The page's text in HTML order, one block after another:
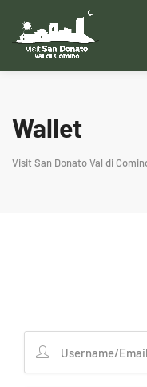
Wallet
Visit San Donato Val di